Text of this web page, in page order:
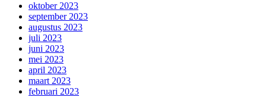
oktober 2023
september 2023
augustus 2023
juli 2023
juni 2023
mei 2023
april 2023
maart 2023
februari 2023